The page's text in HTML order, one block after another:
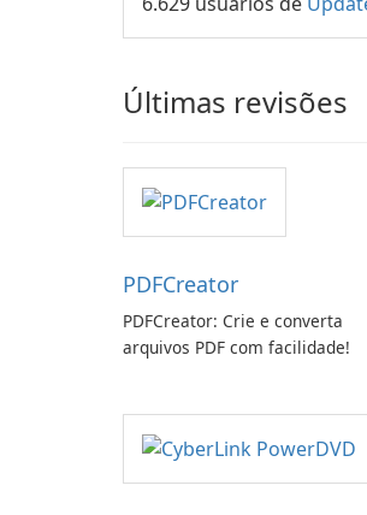
Últimas revisões
PDFCreator
PDFCreator: Crie e converta
arquivos PDF com facilidade!